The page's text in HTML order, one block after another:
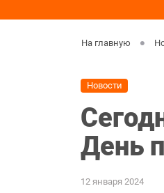
На главную
Новости
День
12 января 2024